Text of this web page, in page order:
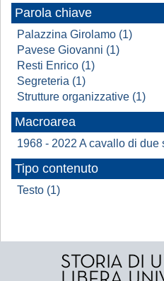
Parola chiave
Palazzina Girolamo (1)
Pavese Giovanni (1)
Resti Enrico (1)
Segreteria (1)
Strutture organizzative (1)
Macroarea
1968 - 2022 A cavallo di due
Tipo contenuto
Testo (1)